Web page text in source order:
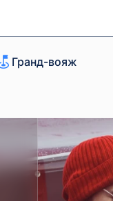
Гранд-вояж